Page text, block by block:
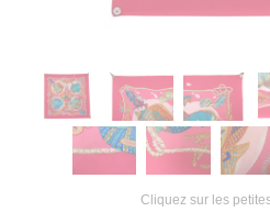
Cliquez sur les